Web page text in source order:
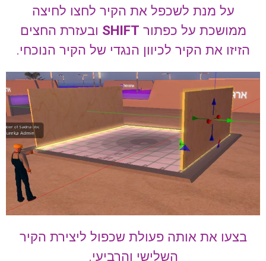
על מנת לשכפל את הקיר לחצו לחיצה
ממושכת על כפתור SHIFT ובעזרת החצים
הזיזו את הקיר לכיוון הנגדי של הקיר הנוכחי.
בצעו את אותה פעולת שכפול ליצירת הקיר
השלישי והרביעי.